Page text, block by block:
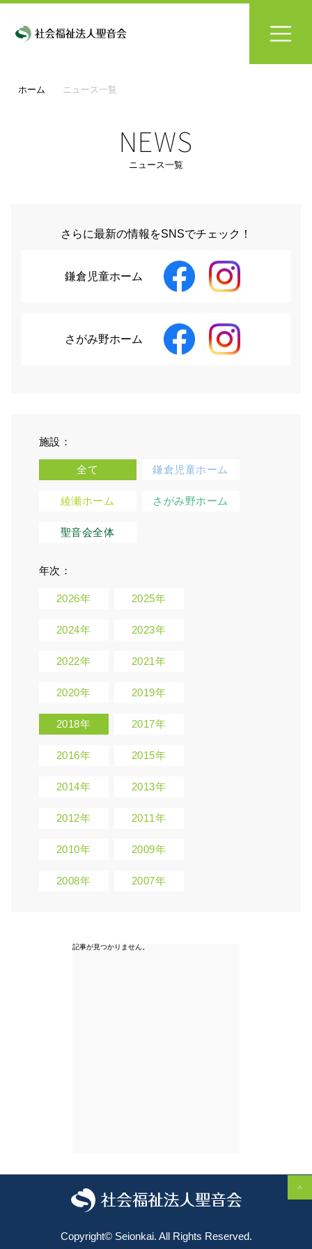
ホーム ニュース一覧
NEWS
ニュース一覧
さらに最新の情報をSNSでチェック！
鎌倉児童ホーム
さがみ野ホーム
施設：
全て 鎌倉児童ホーム
綾瀬ホーム さがみ野ホーム
聖音会全体
年次：
2026年 2025年
2024年 2023年
2022年 2021年
2020年 2019年
2018年 2017年
2016年 2015年
2014年 2013年
2012年 2011年
2010年 2009年
2008年 2007年
記事が見つかりません。
Copyright©️ Seionkai. All Rights Reserved.